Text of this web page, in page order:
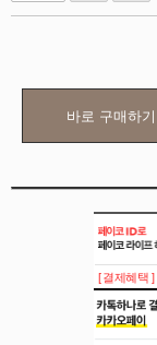
바로 구매하기
[ 결제혜택 ]